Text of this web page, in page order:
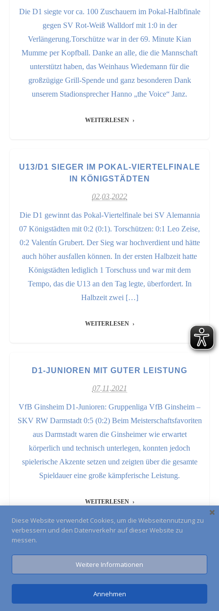
Die D1 siegte vor ca. 100 Zuschauern im Pokal-Halbfinale
gegen SV Rot-Weiß Walldorf mit 1:0 in der
Verlängerung.Torschütze war in der 69. Minute Kian
Mumme per Kopfball. Danke an alle, die die Mannschaft
unterstützt haben, das Weinhaus Wiedemann für die
großzügige Grill-Spende und ganz besonderen Dank
unserem Stadionsprecher Hanno „the Voice“ Janz.
WEITERLESEN
U13/D1 SIEGER IM POKAL-VIERTELFINALE
IN KÖNIGSTÄDTEN
02.03.2022
Die D1 gewinnt das Pokal-Viertelfinale bei SV Alemannia
07 Königstädten mit 0:2 (0:1). Torschützen: 0:1 Leo Zeise,
0:2 Valentín Grubert. Der Sieg war hochverdient und hätte
auch höher ausfallen können. In der ersten Halbzeit hatte
Königstädten lediglich 1 Torschuss und war mit dem
Tempo, das die U13 an den Tag legte, überfordert. In
Halbzeit zwei […]
WEITERLESEN
D1-JUNIOREN MIT GUTER LEISTUNG
07.11.2021
VfB Ginsheim D1-Junioren: Gruppenliga VfB Ginsheim –
SKV RW Darmstadt 0:5 (0:2) Beim Meisterschaftsfavoriten
aus Darmstadt waren die Ginsheimer wie erwartet
körperlich und technisch unterlegen, konnten jedoch
spielerische Akzente setzen und zeigten über die gesamte
Spieldauer eine große kämpferische Leistung.
WEITERLESEN
Impressum Kontakt Anfahrt
VfB Ginsheim 1916 e.V. © 2026
Diese Website verwendet Cookies, um die Webseitennutzung zu
verbessern und den Datenverkehr auf dieser Website zu
messen.
Weitere Informationen
Annehmen